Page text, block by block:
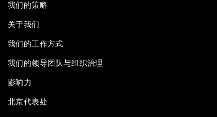
我们的策略
关于我们
我们的工作方式
我们的领导团队与组织治理
影响力
北京代表处